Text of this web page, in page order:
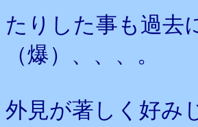
たりした事も過去
（爆）、、、。
外見が著しく好み